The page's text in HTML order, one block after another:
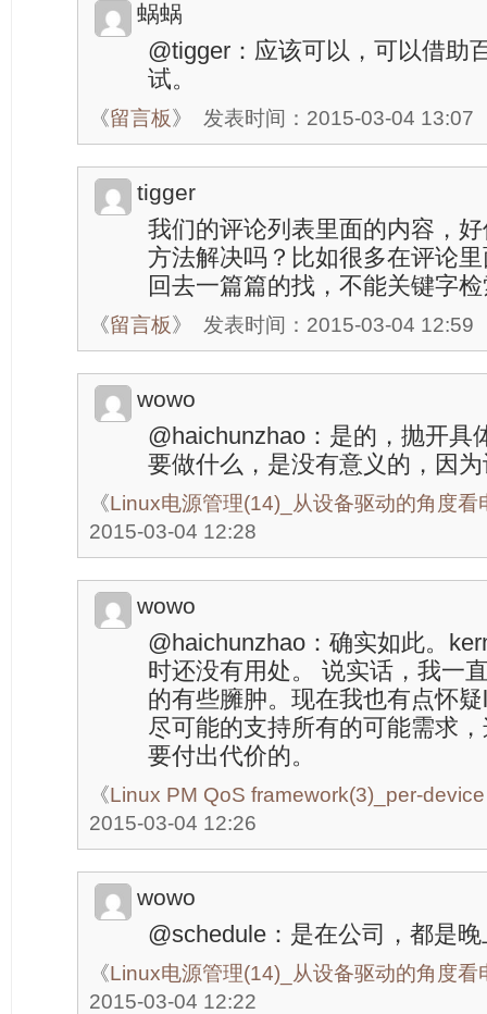
蜗蜗
@tigger：应该可以，可以借助
试。
《留言板》 发表时间：2015-03-04 13:07
tigger
我们的评论列表里面的内容，
方法解决吗？比如很多在评论
回去一篇篇的找，不能关键字
《留言板》 发表时间：2015-03-04 12:59
wowo
@haichunzhao：是的，抛开具
要做什么，是没有意义的，因
《Linux电源管理(14)_从设备驱动的角度看
2015-03-04 12:28
wowo
@haichunzhao：确实如此。
时还没有用处。 说实话，我一
的有些臃肿。现在我也有点怀
尽可能的支持所有的可能需求
要付出代价的。
《Linux PM QoS framework(3)_per-
2015-03-04 12:26
wowo
@schedule：是在公司，都是
《Linux电源管理(14)_从设备驱动的角度看
2015-03-04 12:22